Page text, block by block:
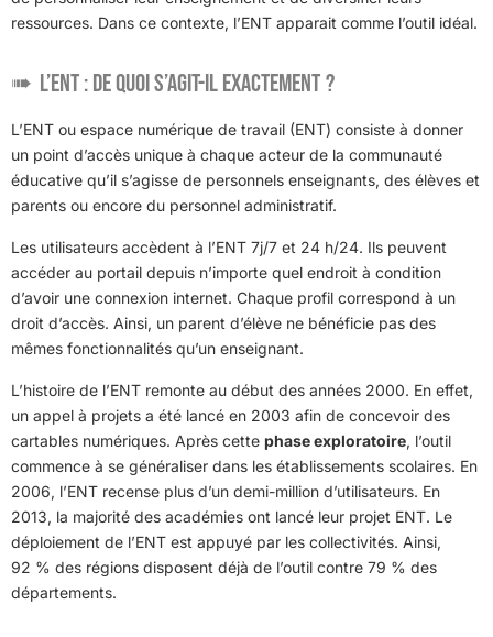
ressources. Dans ce contexte, l’ENT apparait comme l’outil idéal.
L’ENT : de quoi s’agit-il exactement ?
L’ENT ou espace numérique de travail (ENT) consiste à donner
un point d’accès unique à chaque acteur de la communauté
éducative qu’il s’agisse de personnels enseignants, des élèves et
parents ou encore du personnel administratif.
Les utilisateurs accèdent à l’ENT 7j/7 et 24 h/24. Ils peuvent
accéder au portail depuis n’importe quel endroit à condition
d’avoir une connexion internet. Chaque profil correspond à un
droit d’accès. Ainsi, un parent d’élève ne bénéficie pas des
mêmes fonctionnalités qu’un enseignant.
L’histoire de l’ENT remonte au début des années 2000. En effet,
un appel à projets a été lancé en 2003 afin de concevoir des
cartables numériques. Après cette phase exploratoire, l’outil
commence à se généraliser dans les établissements scolaires. En
2006, l’ENT recense plus d’un demi-million d’utilisateurs. En
2013, la majorité des académies ont lancé leur projet ENT. Le
déploiement de l’ENT est appuyé par les collectivités. Ainsi,
92 % des régions disposent déjà de l’outil contre 79 % des
départements.